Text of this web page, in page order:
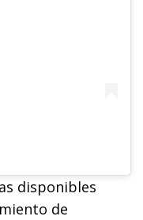
disponibles
de